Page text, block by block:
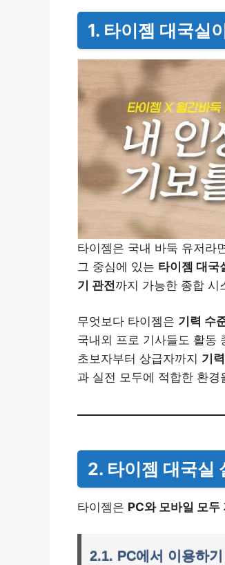
1. 타이젬 대국실
타이젬은 국내 바둑 유저라
그 중심에 있는 타이젬 대국
기 관전까지 가능한 종합 시
무엇보다 타이젬은 기력 수
국내외 프로 기사들도 활동
초보자부터 상급자까지 기
과 실전 모두에 적합한 환경
2. 타이젬 대국실
타이젬은 PC와 모바일 모두
2.1. PC에서 이용하기